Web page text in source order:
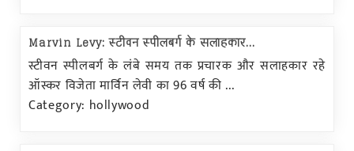
Marvin Levy: स्टीवन स्पीलबर्ग के सलाहकार...
स्टीवन स्पीलबर्ग के लंबे समय तक प्रचारक और सलाहकार रहे
ऑस्कर विजेता मार्विन लेवी का 96 वर्ष की ...
Category: hollywood